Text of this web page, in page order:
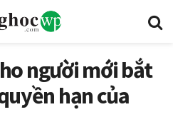
người mới bắt
hạn của